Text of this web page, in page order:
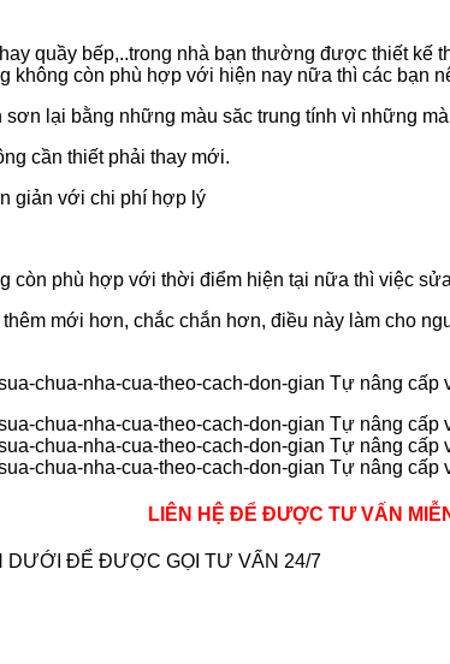
quầy bếp,..trong nhà bạn thường được thiết
không còn phù hợp với hiện nay nữa thì các bạn
lại bằng những màu săc trung tính vì những
cần thiết phải thay mới.
giản với chi phí hợp lý
còn phù hợp với thời điểm hiện tại nữa thì việc
mới hơn, chắc chắn hơn, điều này làm cho
LIÊN HỆ ĐỂ ĐƯỢC TƯ VẤN
DƯỚI ĐỂ ĐƯỢC GỌI TƯ VẤN 24/7